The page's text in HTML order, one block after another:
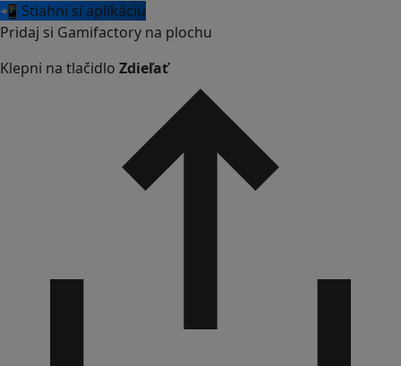
📲 Stiahni si aplikáciu
Pridaj si Gamifactory na plochu
Klepni na tlačidlo Zdieľať